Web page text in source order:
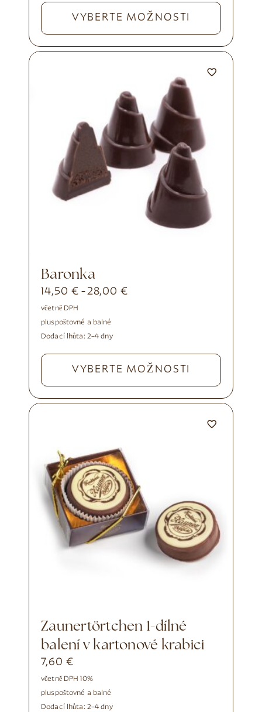
VYBERTE MOŽNOSTI
Baronka
14,50 € -28,00€
včetně DPH
pluspoštovné a balné
Dodací lhůta: 2–4 dny
VYBERTE MOŽNOSTI
Zaunertörtchen 1-dílné
balení v kartonové krabici
7,60 €
včetně DPH 10%
pluspoštovné a balné
Dodací lhůta: 2–4 dny